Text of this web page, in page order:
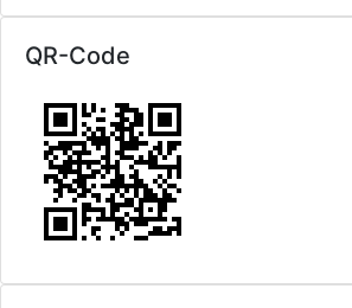
QR-Code